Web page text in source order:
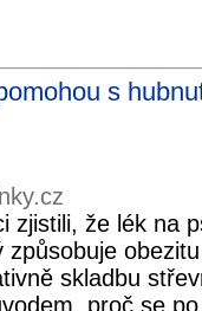
s
zjistili, že lék na
způsobuje
skladbu
proč se